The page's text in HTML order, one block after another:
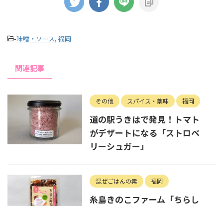
-味噌・ソース, 福岡
関連記事
その他 スパイス・薬味 福岡
道の駅うきはで発見！トマト
がデザートになる「ストロベ
リーシュガー」
混ぜごはんの素 福岡
糸島きのこファーム「ちらし